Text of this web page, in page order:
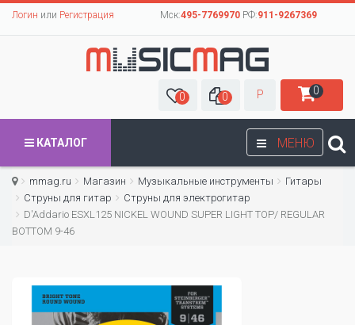
Логин или Регистрация Мск:495-7769970РФ:911-9267369
0 0 Р 0
МЕНЮ
КАТАЛОГ
mmag.ru Магазин Музыкальные инструменты
Гитары
Струны для гитар
Cтруны для электрогитар
D'Addario ESXL125 NICKEL WOUND SUPER LIGHT TOP/ REGULAR
BOTTOM 9-46